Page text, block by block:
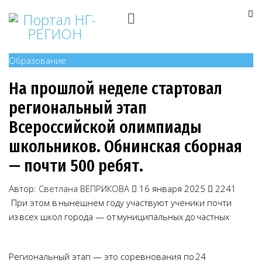
Образование
На прошлой неделе стартовал
региональный этап
Всероссийской олимпиады
школьников. Обнинская сборная
— почти 500 ребят.
Автор: Светлана ВЕПРИКОВА 16 января 2025
2241
При этом в нынешнем году участвуют ученики почти
из всех школ города — от муниципальных до частных
Региональный этап — это соревнования по 24